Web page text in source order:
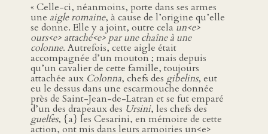
« Celle-ci, néanmoins, porte dans ses armes
une aigle romaine, à cause de l’origine qu’elle
se donne. Elle y a joint, outre celaun<e>
ours<e> attaché<e> par une chaîne à une
colonne. Autrefois, cette aigle était
accompagnée d’un mouton ; mais depuis
qu’un cavalier de cette famille, toujours
attachée aux Colonna, chefs des gibelins, eut
eu le dessus dans une escarmouche donnée
près de Saint-Jean-de-Latran et se fut emparé
d’un des drapeaux des Ursini, les chefs des
guelfes, {a} les Cesarini, en mémoire de cette
action, ont mis dans leurs armoiries un<e>